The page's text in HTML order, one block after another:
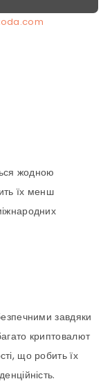
жодною
їх менш
завдяки
криптовалют
що робить їх